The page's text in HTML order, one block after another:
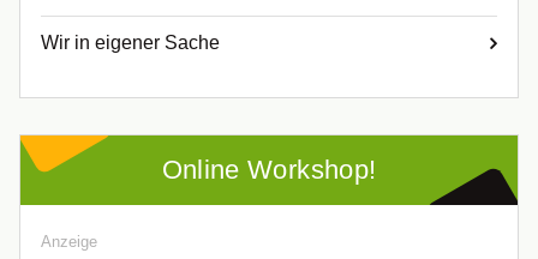
Wir in eigener Sache
Online Workshop!
Anzeige